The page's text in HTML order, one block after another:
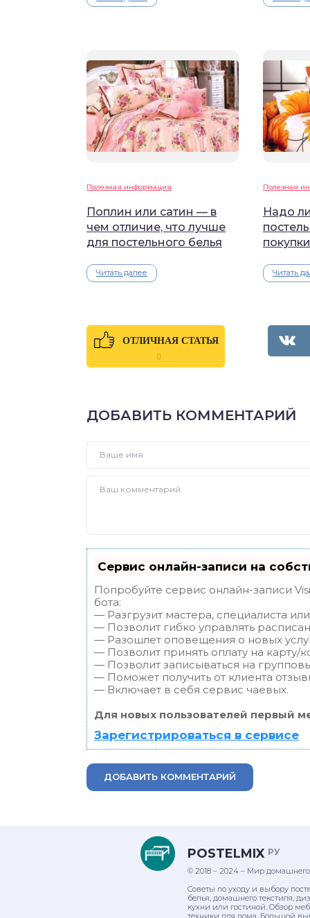
Полезная информация
Поплин или сатин — в
чем отличие, что лучше
для постельного белья
Читать далее
Полезная
Надо
покупки
Читать
ОТЛИЧНАЯ СТАТЬЯ
0
ДОБАВИТЬ КОММЕНТАРИЙ
Сервис онлайн-записи на
Попробуйте сервис онлайн-записи
бота:
— Разгрузит мастера, специалиста
— Позволит гибко управлять
— Разошлет оповещения о новых
— Позволит принять оплату на карту/
— Позволит записываться на
— Поможет получить от клиента
— Включает в себя сервис чаевых.
Для новых пользователей первый
Зарегистрироваться в сервисе
ДОБАВИТЬ КОММЕНТАРИЙ
POSTELMIX РУ
© 2018 – 2024 – Мир
Советы по уходу и выбору
белья, домашнего текстиля,
кухни или гостиной. Обзор
техники для дома. Большой